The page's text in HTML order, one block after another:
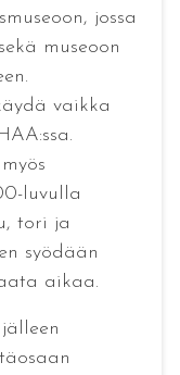
jossa
museoon
vaikka
luvulla
tori ja
syödään
aikaa.